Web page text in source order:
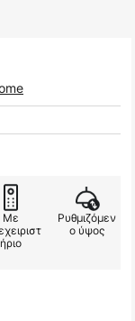
Με
ήριο
Ρυθμιζόμεν
ο ύψος